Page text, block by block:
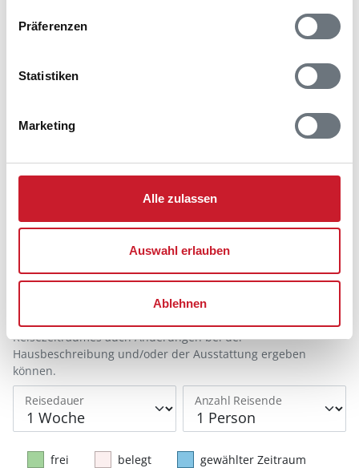
Präferenzen
Statistiken
Marketing
Alle zulassen
Auswahl erlauben
Ablehnen
Belegungskalender
Reisedauer auswählen
Anzahl Reisende auswählen
Sie bekommen Verfügbarkeit und Preis angezeigt
Reisedauer Anzahl Reisende
Reisezeitraumes auch Änderungen bei der
Hausbeschreibung und/oder der Ausstattung ergeben
können.
frei belegt gewählter Zeitraum